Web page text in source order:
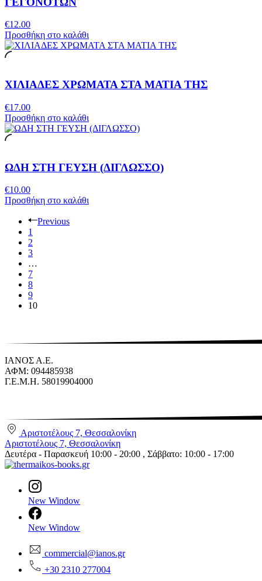
€12.00
Προσθήκη στο καλάθι
ΧΙΛΙΑΔΕΣ ΧΡΩΜΑΤΑ ΣΤΑ ΜΑΤΙΑ ΤΗΣ
€17.00
Προσθήκη στο καλάθι
ΩΔΗ ΣΤΗ ΓΕΥΣΗ (ΔΙΓΛΩΣΣΟ)
€10.00
Προσθήκη στο καλάθι
Previous
1
2
3
…
7
8
9
10
ΙΑΝΟΣ Α.Ε.
ΑΦΜ: 094485938
Γ.Ε.Μ.Η. 58019904000
Αριστοτέλους 7, Θεσσαλονίκη
Αριστοτέλους 7, Θεσσαλονίκη
Δευτέρα - Παρασκευή 10:00 - 20:00 , Σάββατο: 10:00 - 17:00
New Window
New Window
commercial@ianos.gr
+30 2310 277004